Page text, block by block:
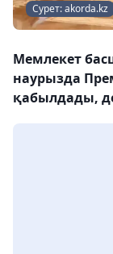
Сурет: akorda.kz
Мемлекет
наурызда
қабылдады,